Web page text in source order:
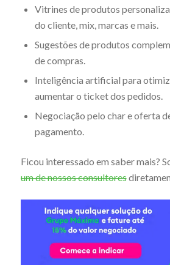
Vitrines de produtos
do cliente, mix, marcas e mais.
Sugestões de produtos
de compras.
Inteligência artificial para
aumentar o ticket dos pedidos.
Negociação pelo char e oferta
pagamento.
Ficou interessado em saber mais?
um de nossos consultores